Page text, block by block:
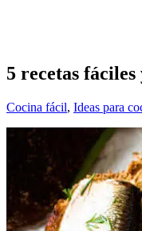
5 recetas
Cocina fácil, Ideas para